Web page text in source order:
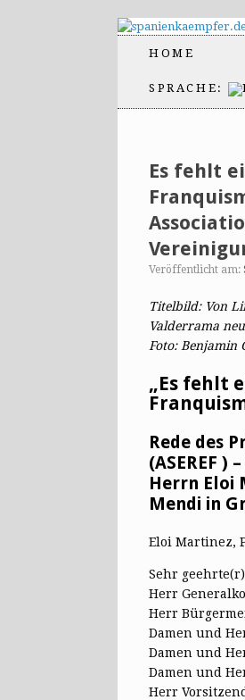
HOME
SPRACHE:
Es fehlt
Veröffentlicht am:
Titelbild: Von
Valderrama
Foto: Benjamin
„Es fehlt
Rede des
(ASEREF )
Herrn Eloi
Mendi in
Eloi Martinez,
Sehr geehrte(r)
Herr
Herr
Damen und
Damen und
Damen und
Herr